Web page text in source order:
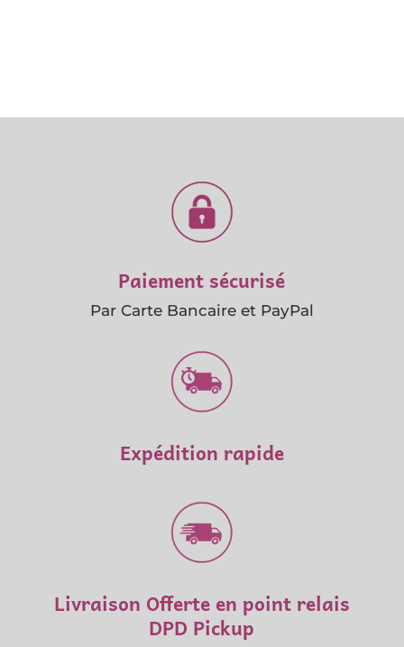
Paiement sécurisé
Par Carte Bancaire et PayPal
Expédition rapide
Livraison Offerte en point relais
DPD Pickup